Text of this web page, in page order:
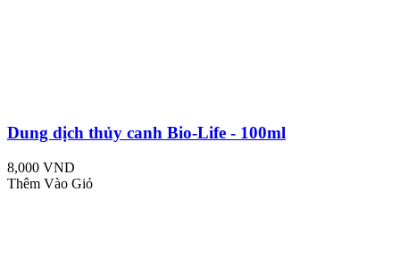
Dung dịch thủy canh Bio-Life - 100ml
8,000 VND
Thêm Vào Giỏ